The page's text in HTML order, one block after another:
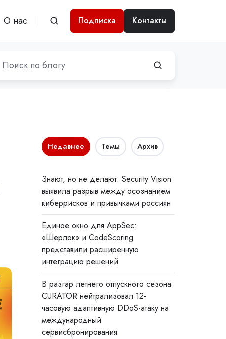
О нас Подписка Контакты
Недавнее Темы Архив
Знают, но не делают: Security Vision
выявила разрыв между осознанием
киберрисков и привычками россиян
Единое окно для AppSec:
«Шерлок» и CodeScoring
представили расширенную
интеграцию решений
В разгар летнего отпускного сезона
CURATOR нейтрализовал 12-
часовую адаптивную DDoS-атаку на
международный
сервисбронирования